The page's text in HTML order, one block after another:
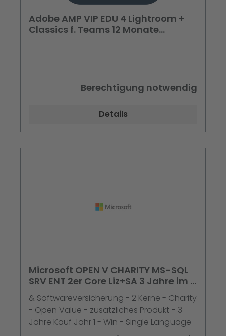
Adobe AMP VIP EDU 4 Lightroom +
Classics f. Teams 12 Monate
Berechtigung notwendig
Details
Microsoft OPEN V CHARITY MS-SQL
SRV ENT 2er Core Liz+SA 3 Jahre im 1.
Jahr
& Softwareversicherung - 2 Kerne - Charity
- Open Value - zusätzliches Produkt - 3
Jahre Kauf Jahr 1 - Win - Single Language